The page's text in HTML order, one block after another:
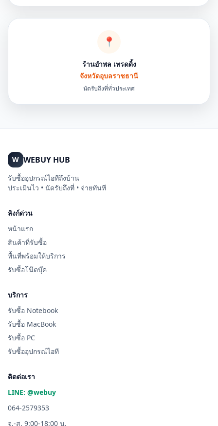
📍
ร้านอำพล เทรดดิ้ง
จังหวัดอุบลราชธานี
นัดรับถึงที่ทั่วประเทศ
W WEBUY HUB
รับซื้ออุปกรณ์ไอทีถึงบ้าน
ประเมินไว • นัดรับถึงที่ • จ่ายทันที
ลิงก์ด่วน
หน้าแรก
สินค้าที่รับซื้อ
พื้นที่พร้อมให้บริการ
รับซื้อโน๊ตบุ๊ค
บริการ
รับซื้อ Notebook
รับซื้อ MacBook
รับซื้อ PC
รับซื้ออุปกรณ์ไอที
ติดต่อเรา
LINE: @webuy
064-2579353
จ.-ส. 9:00-18:00 น.